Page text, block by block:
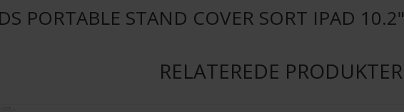
PORTABLE STAND COVER SORT IPAD 10.2"
RELATEREDE PRODUKTER